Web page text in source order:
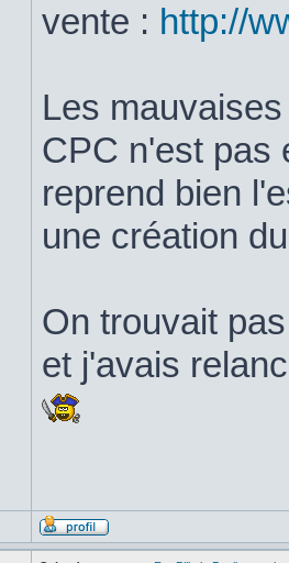
vente : http://
Les
CPC n'est pas
reprend bien
une création
On trouvait
et j'avais